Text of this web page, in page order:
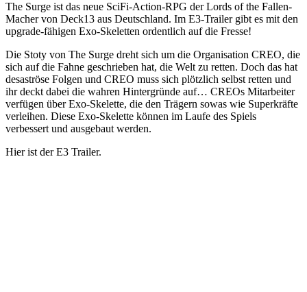
The Surge ist das neue SciFi-Action-RPG der Lords of the Fallen-
Macher von Deck13 aus Deutschland. Im E3-Trailer gibt es mit den
upgrade-fähigen Exo-Skeletten ordentlich auf die Fresse!
Die Stoty von The Surge dreht sich um die Organisation CREO, die
sich auf die Fahne geschrieben hat, die Welt zu retten. Doch das hat
desaströse Folgen und CREO muss sich plötzlich selbst retten und
ihr deckt dabei die wahren Hintergründe auf… CREOs Mitarbeiter
verfügen über Exo-Skelette, die den Trägern sowas wie Superkräfte
verleihen. Diese Exo-Skelette können im Laufe des Spiels
verbessert und ausgebaut werden.
Hier ist der E3 Trailer.